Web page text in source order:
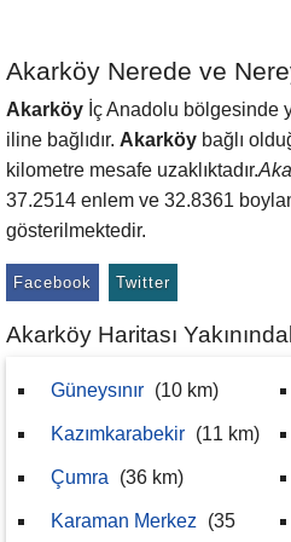
Akarköy Nerede ve
Akarköy İç Anadolu bölgesinde
iline bağlıdır. Akarköy bağlı
kilometre mesafe uzaklıktadır.
37.2514 enlem ve 32.8361
gösterilmektedir.
Facebook Twitter
Akarköy Haritası
Güneysınır (10 km)
Kazımkarabekir (11 km)
Çumra (36 km)
Karaman Merkez (35